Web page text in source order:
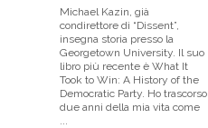
Michael Kazin, già
condirettore di “Dissent”,
insegna storia presso la
Georgetown University. Il suo
libro più recente è What It
Took to Win: A History of the
Democratic Party. Ho trascorso
due anni della mia vita come
...